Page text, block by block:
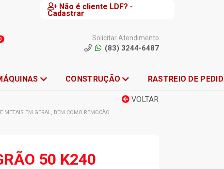
Não é cliente LDF? -
Cadastrar
Solicitar Atendimento
(83) 3244-6487
CONSTRUÇÃO RASTREIO DE
VOLTAR
METAIS EM GERAL, BEM COMO REMOÇÃO
50 K240